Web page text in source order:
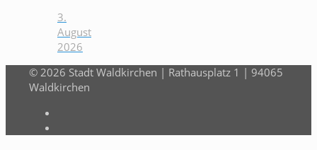
3.
August
2026
© 2026 Stadt Waldkirchen | Rathausplatz 1 | 94065
Waldkirchen